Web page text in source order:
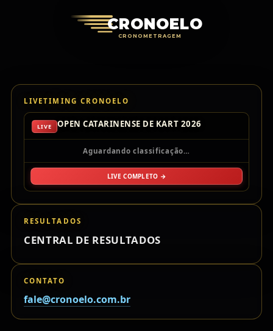
CRONOELO
CRONOMETRAGEM
LIVETIMING CRONOELO
LIVE OPEN CATARINENSE DE KART 2026
Aguardando classificação…
LIVE COMPLETO →
RESULTADOS
CENTRAL DE RESULTADOS
CONTATO
fale@cronoelo.com.br